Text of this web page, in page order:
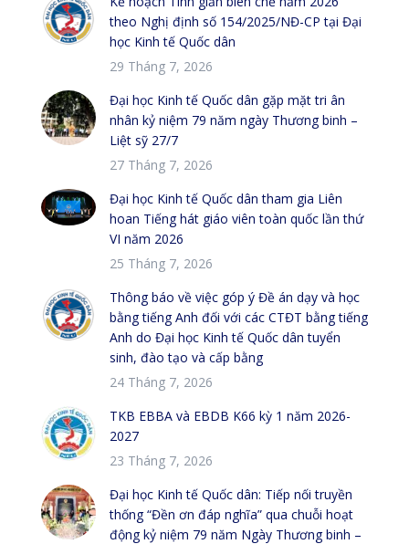
theo Nghị định số 154/2025/NĐ-CP tại Đại
học Kinh tế Quốc dân
29 Tháng 7, 2026
Đại học Kinh tế Quốc dân gặp mặt tri ân
nhân kỷ niệm 79 năm ngày Thương binh –
Liệt sỹ 27/7
27 Tháng 7, 2026
Đại học Kinh tế Quốc dân tham gia Liên
hoan Tiếng hát giáo viên toàn quốc lần thứ
VI năm 2026
25 Tháng 7, 2026
Thông báo về việc góp ý Đề án dạy và học
bằng tiếng Anh đối với các CTĐT bằng tiếng
Anh do Đại học Kinh tế Quốc dân tuyển
sinh, đào tạo và cấp bằng
24 Tháng 7, 2026
TKB EBBA và EBDB K66 kỳ 1 năm 2026-
2027
23 Tháng 7, 2026
Đại học Kinh tế Quốc dân: Tiếp nối truyền
thống “Đền ơn đáp nghĩa” qua chuỗi hoạt
động kỷ niệm 79 năm Ngày Thương binh –